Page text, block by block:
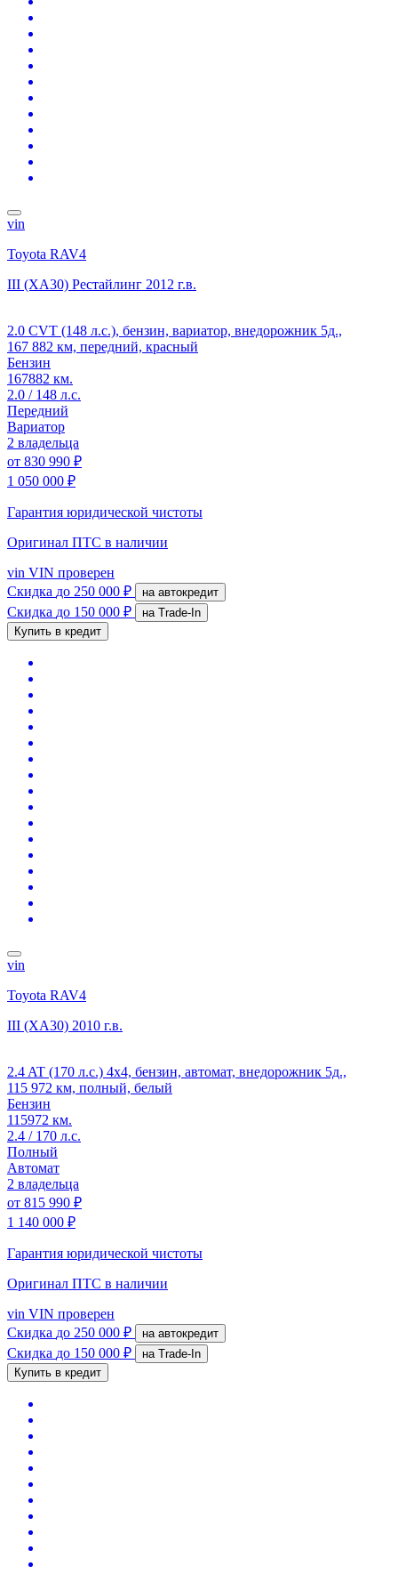
vin
Toyota RAV4
III (XA30) Рестайлинг 2012 г.в.
2.0 CVT (148 л.с.), бензин, вариатор, внедорожник 5д.,
167 882 км, передний, красный
Бензин
167882 км.
2.0 / 148 л.с.
Передний
Вариатор
2 владельца
от 830 990 ₽
1 050 000 ₽
Гарантия юридической чистоты
Оригинал ПТС в наличии
vin VIN проверен
Скидка до 250 000 ₽ на автокредит
Скидка до 150 000 ₽
на Trade-In
Купить в кредит
vin
Toyota RAV4
III (XA30) 2010 г.в.
2.4 AT (170 л.с.) 4x4, бензин, автомат, внедорожник 5д.,
115 972 км, полный, белый
Бензин
115972 км.
2.4 / 170 л.с.
Полный
Автомат
2 владельца
от 815 990 ₽
1 140 000 ₽
Гарантия юридической чистоты
Оригинал ПТС в наличии
vin VIN проверен
Скидка до 250 000 ₽ на автокредит
Скидка до 150 000 ₽
на Trade-In
Купить в кредит